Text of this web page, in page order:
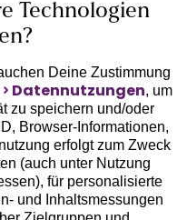
Technologien
Deine Zustimmung
Datennutzungen, um
zu speichern und/oder
Browser-Informationen,
erfolgt zum Zweck
(auch unter Nutzung
für personalisierte
und Inhaltsmessungen